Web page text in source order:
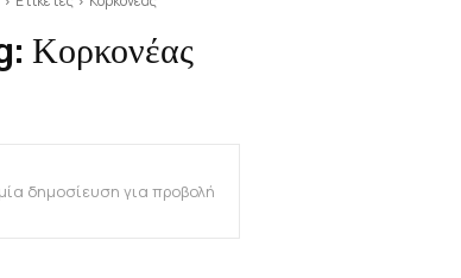
Κορκονέας
δημοσίευση για προβολή